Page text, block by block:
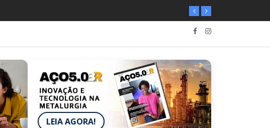
LEIA AGORA!